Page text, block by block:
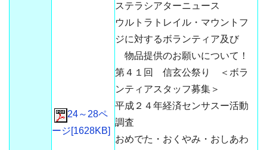
24～28ペ
ージ[1628KB]
ステラシアターニュース
ウルトラトレイル・マウントフ
ジに対するボランティア及び
物品提供のお願いについて！
第４１回 信玄公祭り ＜ボラ
ンティアスタッフ募集＞
平成２４年経済センサスー活動
調査
おめでた・おくやみ・おしあわ